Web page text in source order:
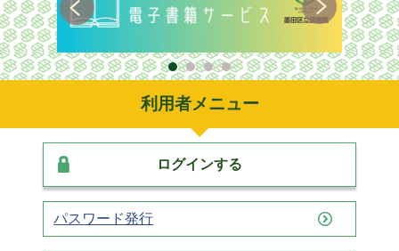
利用者メニュー
ログインする
パスワード発行